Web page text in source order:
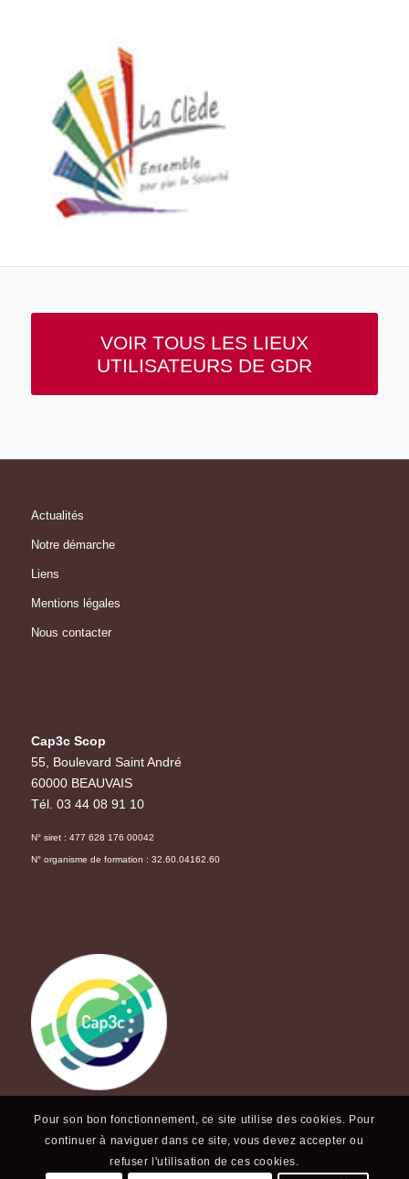
VOIR TOUS LES LIEUX
UTILISATEURS DE GDR
Actualités
Notre démarche
Liens
Mentions légales
Nous contacter
Cap3c Scop
55, Boulevard Saint André
60000 BEAUVAIS
Tél. 03 44 08 91 10
N° siret : 477 628 176 00042
N° organisme de formation : 32.60.04162.60
Pour son bon fonctionnement, ce site utilise des cookies. Pour
continuer à naviguer dans ce site, vous devez accepter ou
refuser l'utilisation de ces cookies.